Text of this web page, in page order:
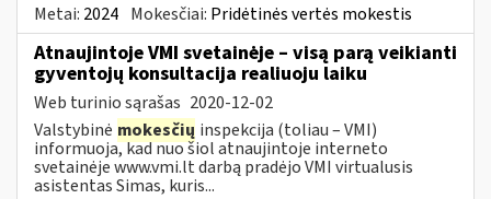
Metai: 2024 Mokesčiai: Pridėtinės vertės mokestis
Atnaujintoje VMI svetainėje – visą parą veikianti
gyventojų konsultacija realiuoju laiku
Web turinio sąrašas 2020-12-02
Valstybinė mokesčių inspekcija (toliau – VMI)
informuoja, kad nuo šiol atnaujintoje interneto
svetainėje www.vmi.lt darbą pradėjo VMI virtualusis
asistentas Simas, kuris...